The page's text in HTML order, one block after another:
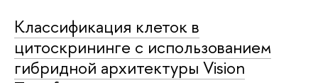
Классификация клеток в
цитоскрининге с использованием
гибридной архитектуры Vision